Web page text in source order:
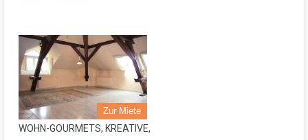
Zur Miete
WOHN-GOURMETS, KREATIVE,